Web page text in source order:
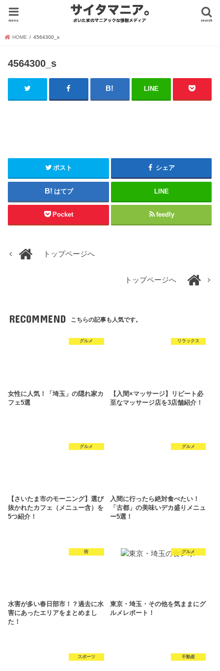
search
menu
HOME 4564300_s
4564300_s
LINE
ポスト シェア
はてブ LINE
Pocket feedly
トップページへ
トップページへ
RECOMMEND こちらの記事も人気です。
グルメ
女性に人気！「埼玉」の隠れ家カ
フェ5選
リラックス
【入間×マッサージ】リピート必
至なマッサージ店を3店舗紹介！
グルメ
【さいたま市のモーニング】選び
抜かれたカフェ（メニュー含）を
5つ紹介！
グルメ
入間に行ったら絶対食べたい！
「古都」の美味いデカ盛りメニュ
ー5選！
街
水害が多い春日部市！？過去に水
害にあったエリアをまとめまし
た！
グルメ
東京・埼玉・その他を気ままにグ
ルメレポート！
スポーツ 不動産